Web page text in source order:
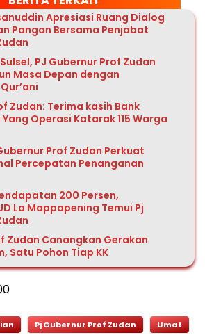
Apresiasi Ruang Dialog
Pangan Bersama Penjabat
PJ Gubernur Prof Zudan
Masa Depan dengan
Zudan: Terima kasih Bank
Operasi Katarak 115 Warga
Prof Zudan Perkuat
Percepatan Penanganan
200 Persen,
La Mappapening Temui Pj
Zudan Canangkan Gerakan
Satu Pohon Tiap KK
Pj Gubernur Prof Zudan Umat